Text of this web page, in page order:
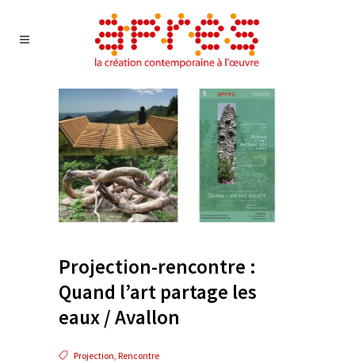
Projection-rencontre :
Quand l’art partage les
eaux / Avallon
Projection, Rencontre